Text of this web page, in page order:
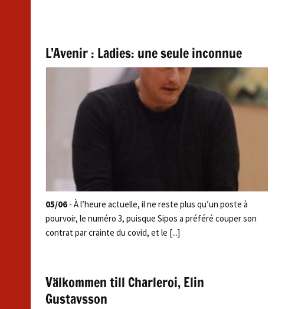
L’Avenir : Ladies: une seule inconnue
05/06 - À l’heure actuelle, il ne reste plus qu’un poste à
pourvoir, le numéro 3, puisque Sipos a préféré couper son
contrat par crainte du covid, et le [...]
Välkommen till Charleroi, Elin
Gustavsson